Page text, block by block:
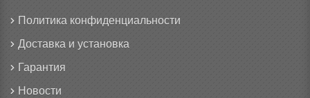
Политика конфиденциальности
Доставка и установка
Гарантия
Новости